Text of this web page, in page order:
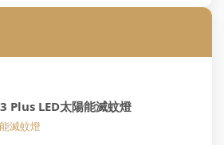
Plus LED太陽能滅蚊燈
滅蚊燈